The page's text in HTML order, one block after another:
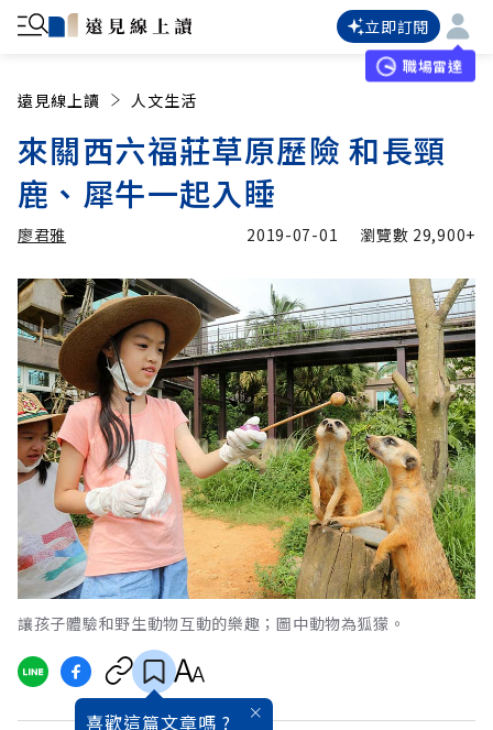
立即訂閱
職場雷達
遠見線上讀 人文生活
來關西六福莊草原歷險 和長頸
鹿、犀牛一起入睡
廖君雅
廖君雅 加入追蹤
2019-07-01 瀏覽數 29,900+
讓孩子體驗和野生動物互動的樂趣；圖中動物為狐獴。
喜歡這篇文章嗎 ?